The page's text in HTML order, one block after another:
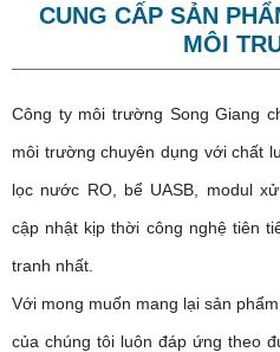
CUNG CẤP SẢN
MÔI
Công ty môi trường Song Giang
môi trường chuyên dụng với chất
lọc nước RO, bể UASB, modul xử
cập nhật kịp thời công nghệ tiên
tranh nhất.
Với mong muốn mang lại sản
của chúng tôi luôn đáp ứng theo